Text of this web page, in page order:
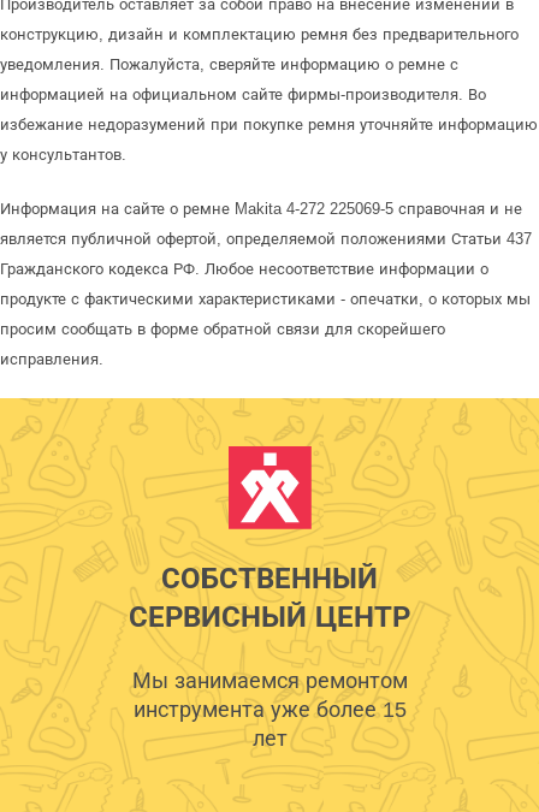
Производитель оставляет за собой право на внесение изменений в
конструкцию, дизайн и комплектацию ремня без предварительного
уведомления. Пожалуйста, сверяйте информацию о ремне с
информацией на официальном сайте фирмы-производителя. Во
избежание недоразумений при покупке ремня уточняйте информацию
у консультантов.
Информация на сайте о ремне Makita 4-272 225069-5 справочная и не
является публичной офертой, определяемой положениями Статьи 437
Гражданского кодекса РФ. Любое несоответствие информации о
продукте с фактическими характеристиками - опечатки, о которых мы
просим сообщать в форме обратной связи для скорейшего
исправления.
СОБСТВЕННЫЙ
СЕРВИСНЫЙ ЦЕНТР
Мы занимаемся ремонтом
инструмента уже более 15
лет